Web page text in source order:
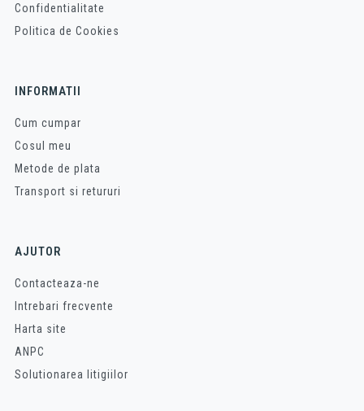
Confidentialitate
Politica de Cookies
INFORMATII
Cum cumpar
Cosul meu
Metode de plata
Transport si retururi
AJUTOR
Contacteaza-ne
Intrebari frecvente
Harta site
ANPC
Solutionarea litigiilor